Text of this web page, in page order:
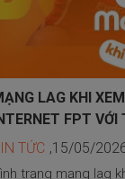
LAG KHI
FPT
TỨC ,15/05/
trạng mạng lag